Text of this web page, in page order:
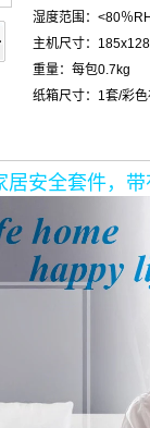
湿度范围：<80％
主机尺寸：
重量：每包0.7kg
纸箱尺寸：1套/彩
居安全套件，